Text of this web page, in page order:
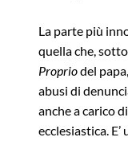
La parte più
quella che,
Propriodel
abusi di
anche a carico
ecclesiastica.